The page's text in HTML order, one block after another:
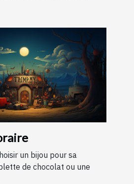
un bijou pour sa
de chocolat ou une